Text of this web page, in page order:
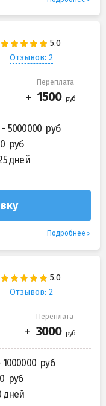
Отзывов: 2
Переплата
5000000
дней
Подробнее
Отзывов: 2
Переплата
1000000
дней